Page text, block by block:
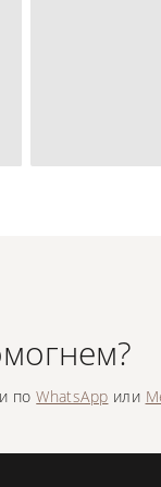
по WhatsApp или